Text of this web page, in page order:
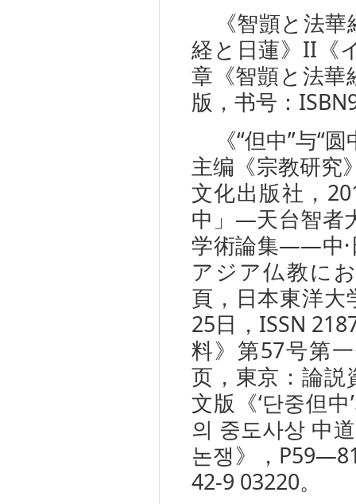
《智顗と法
経と日蓮》II《
章《智顗と法華
版，书号：
《“但中”与“
主编《宗教研究
文化出版社，
中」—天台智者
学術論集——中·
アジア仏教に
頁，日本東洋大
25日，ISSN
料》第57号第
页，東京：論説
文版《‘단중但
의 중도사상 中
논쟁》，
42-9 03220。